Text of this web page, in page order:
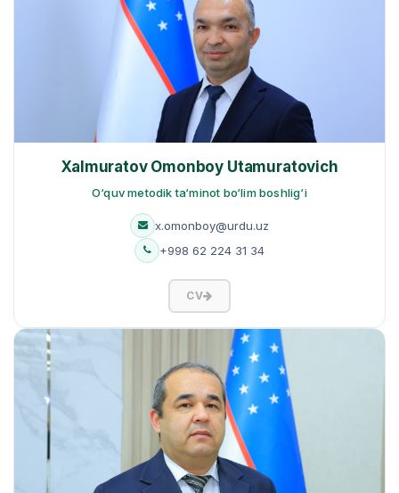
Xalmuratov Omonboy Utamuratovich
O‘quv metodik ta‘minot bo‘lim boshlig‘i
x.omonboy@urdu.uz
+998 62 224 31 34
CV